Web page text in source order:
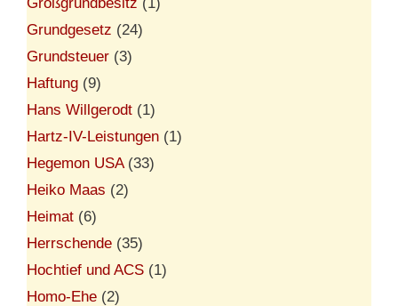
Grundgesetz (24)
Grundsteuer (3)
Haftung (9)
Hans Willgerodt (1)
Hartz-IV-Leistungen (1)
Hegemon USA(33)
Heiko Maas (2)
Heimat (6)
Herrschende (35)
Hochtief und ACS (1)
Homo-Ehe (2)